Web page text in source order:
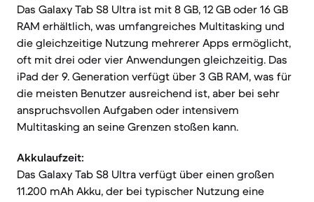
Das Galaxy Tab S8 Ultra ist mit 8 GB, 12 GB oder 16 GB
RAM erhältlich, was umfangreiches Multitasking und
die gleichzeitige Nutzung mehrerer Apps ermöglicht,
oft mit drei oder vier Anwendungen gleichzeitig. Das
iPad der 9. Generation verfügt über 3 GB RAM, was für
die meisten Benutzer ausreichend ist, aber bei sehr
anspruchsvollen Aufgaben oder intensivem
Multitasking an seine Grenzen stoßen kann.
Akkulaufzeit:
Das Galaxy Tab S8 Ultra verfügt über einen großen
11.200 mAh Akku, der bei typischer Nutzung eine